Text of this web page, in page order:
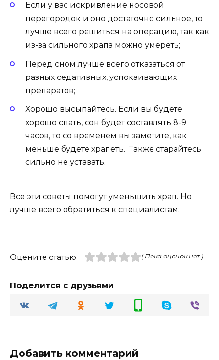
Если у вас искривление носовой
перегородок и оно достаточно сильное, то
лучше всего решиться на операцию, так как
из-за сильного храпа можно умереть;
Перед сном лучше всего отказаться от
разных седативных, успокаивающих
препаратов;
Хорошо высыпайтесь. Если вы будете
хорошо спать, сон будет составлять 8-9
часов, то со временем вы заметите, как
меньше будете храпеть. Также старайтесь
сильно не уставать.
Все эти советы помогут уменьшить храп. Но
лучше всего обратиться к специалистам.
Оцените статью ( Пока оценок нет )
Поделится с друзьями
Добавить комментарий